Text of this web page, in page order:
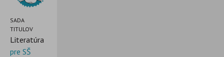
SADA
TITULOV
Literatúra
pre SŠ